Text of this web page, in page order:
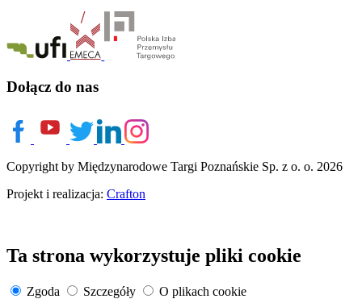
Dołącz do nas
Copyright by Międzynarodowe Targi Poznańskie Sp. z o. o. 2026
Projekt i realizacja: Crafton
Ta strona wykorzystuje pliki cookie
Zgoda Szczegóły
O plikach cookie